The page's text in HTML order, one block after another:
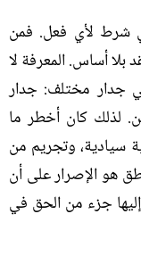
شرط لأي فعل. فمن
بلا أساس.المعرفة لا
جدار مختلف: جدار
. لذلك كان أخطر ما
سيادية، وتجريم من
هو الإصرار على أن
جزء من الحق في